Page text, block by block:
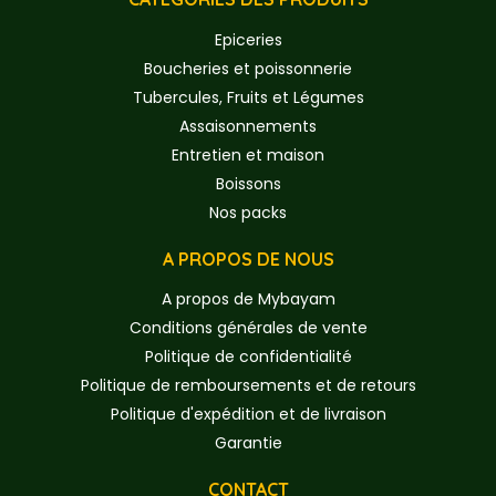
Epiceries
Boucheries et poissonnerie
Tubercules, Fruits et Légumes
Assaisonnements
Entretien et maison
Boissons
Nos packs
A PROPOS DE NOUS
A propos de Mybayam
Conditions générales de vente
Politique de confidentialité
Politique de remboursements et de retours
Politique d'expédition et de livraison
Garantie
CONTACT